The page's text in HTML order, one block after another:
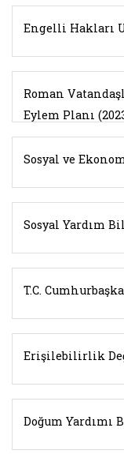
Engelli Hakları
Roman
Eylem Planı
Sosyal ve
Sosyal Yardım
T.C.
Erişilebilirlik
Doğum Yardımı